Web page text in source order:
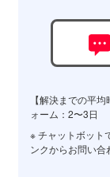
【解決までの平
ォーム：2〜3日
※ チャットボット
ンクからお問い合